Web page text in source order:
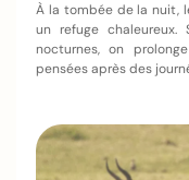
À la tombée de la nuit,
un refuge
nocturnes, on
pensées après des